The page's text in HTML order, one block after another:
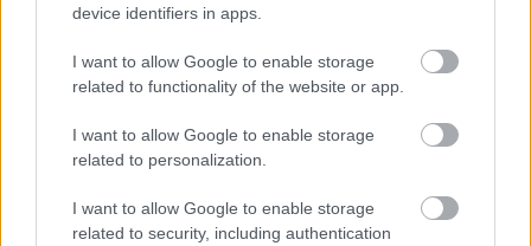
device identifiers in apps.
I want to allow Google to enable storage
related to functionality of the website or app.
I want to allow Google to enable storage
related to personalization.
I want to allow Google to enable storage
related to security, including authentication
Δυσκολεύεστε να παρκάρετε; Πότε
μπορεί να είναι σύμπτωμα άνοιας –
Εμφανίζεται πριν την απώλεια